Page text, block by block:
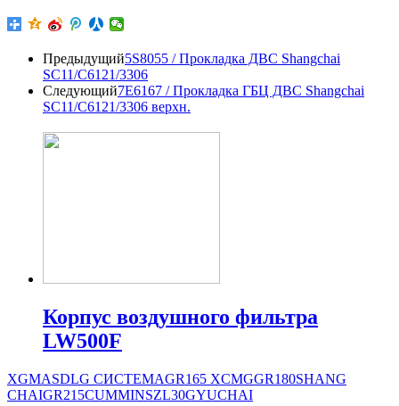
Предыдущий5S8055 / Прокладка ДВС Shangchai
SC11/C6121/3306
Следующий7E6167 / Прокладка ГБЦ ДВС Shangchai
SC11/C6121/3306 верхн.
Корпус воздушного фильтра
LW500F
XGMASDLG СИСТЕМАGR165 XCMGGR180SHANG
CHAIGR215CUMMINSZL30GYUCHAI